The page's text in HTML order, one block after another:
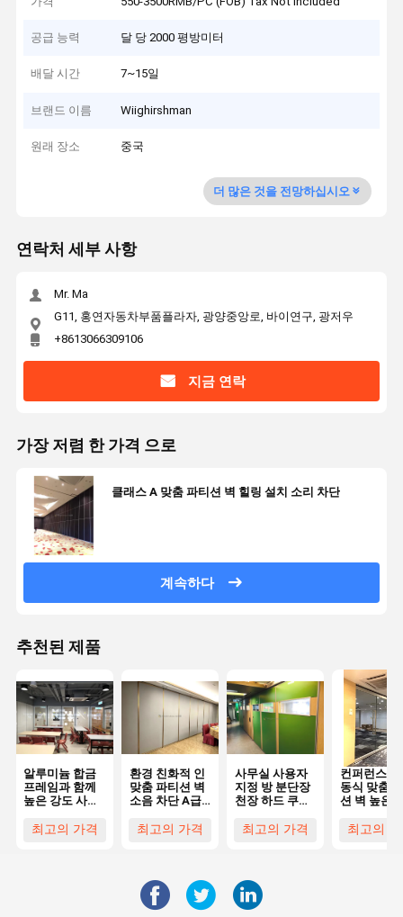
공급 능력 달 당 2000 평방미터
배달 시간 7~15일
브랜드 이름 Wiighirshman
원래 장소 중국
더 많은 것을 전망하십시오
연락처 세부 사항
Mr. Ma
G11, 홍연자동차부품플라자, 광양중앙로, 바이연구, 광저우
+8613066309106
지금 연락
가장 저렴 한 가격 으로
클래스 A 맞춤 파티션 벽 힐링 설치 소리 차단
계속하다
추천된 제품
알루미늄 합금
프레임과 함께
높은 강도 사용
벽 전문
최고의 가격
환경 친화적 인
맞춤 파티션 벽
소음 차단 A급
최고의 가격
사무실 사용자
지정 방 분단장
천장 하드 쿠션
가능한 파티션
최고의 가격
컨퍼런스용
동식 맞춤
션 벽 높은
최고의